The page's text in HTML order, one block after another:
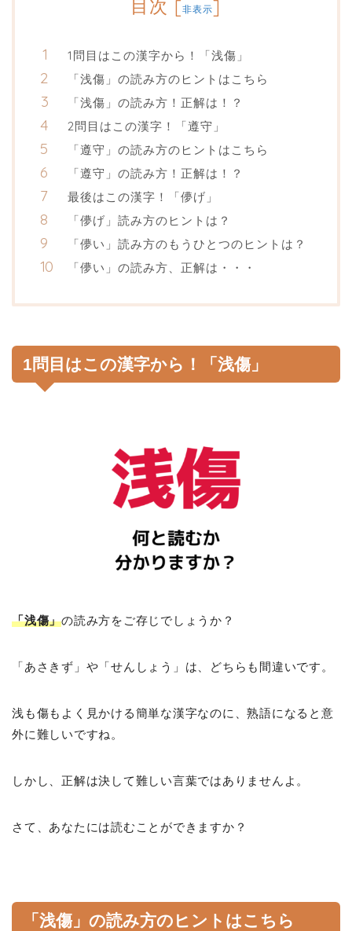
目次 [非表示]
1問目はこの漢字から！「浅傷」
「浅傷」の読み方のヒントはこちら
「浅傷」の読み方！正解は！？
2問目はこの漢字！「遵守」
「遵守」の読み方のヒントはこちら
「遵守」の読み方！正解は！？
最後はこの漢字！「儚げ」
「儚げ」読み方のヒントは？
「儚い」読み方のもうひとつのヒントは？
「儚い」の読み方、正解は・・・
1問目はこの漢字から！「浅傷」
「浅傷」の読み方をご存じでしょうか？
「あさきず」や「せんしょう」は、どちらも間違いです。
浅も傷もよく見かける簡単な漢字なのに、熟語になると意
外に難しいですね。
しかし、正解は決して難しい言葉ではありませんよ。
さて、あなたには読むことができますか？
「浅傷」の読み方のヒントはこちら